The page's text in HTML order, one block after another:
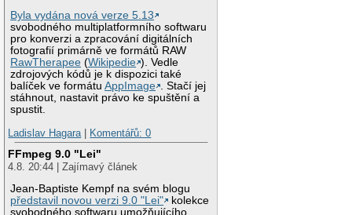
Byla vydána nová verze 5.13
svobodného multiplatformního softwaru
pro konverzi a zpracování digitálních
fotografií primárně ve formátů RAW
RawTherapee (Wikipedie ). Vedle
zdrojových kódů je k dispozici také
balíček ve formátuAppImage . Stačí jej
stáhnout, nastavit právo ke spuštění a
spustit.
Ladislav Hagara| Komentářů: 0
FFmpeg 9.0 "Lei"
4.8. 20:44 | Zajímavý článek
Jean-Baptiste Kempf na svém blogu
představil novou verzi 9.0 "Lei"
kolekce
svobodného softwaru umožňujícího